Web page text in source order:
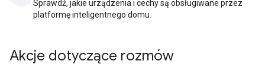
Sprawdź, jakie urządzenia i cechy są obsługiwane przez
platformę inteligentnego domu.
Akcje dotyczące rozmów